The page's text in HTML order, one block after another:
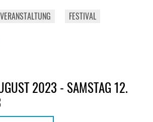
FESTIVAL
2023 - SAMSTAG 12.